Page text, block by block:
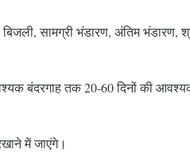
सामग्री भंडारण, अंतिम भंडारण,
बंदरगाह तक 20-60 दिनों की
में जाएंगे।